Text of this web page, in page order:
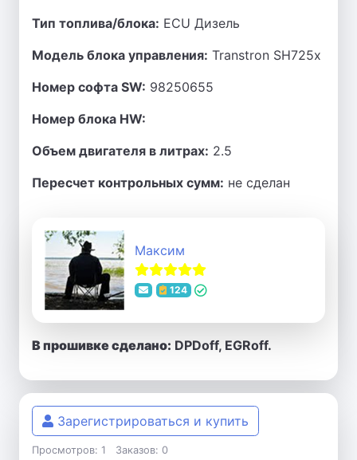
Тип топлива/блока: ECU Дизель
Модель блока управления: Transtron SH725x
Номер софта SW: 98250655
Номер блока HW:
Объем двигателя в литрах: 2.5
Пересчет контрольных сумм: не сделан
Максим
124
В прошивке сделано: DPDoff, EGRoff.
Зарегистрироваться и купить
Просмотров: 1 Заказов: 0